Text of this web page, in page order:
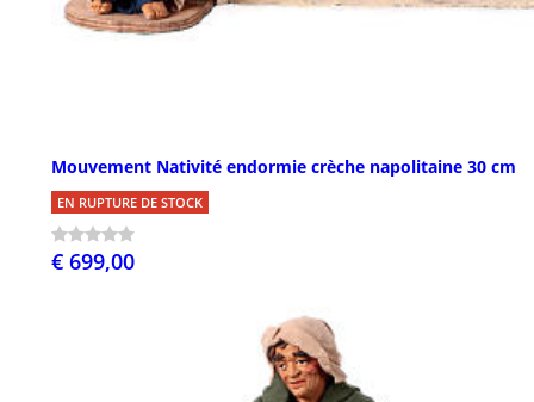
Mouvement Nativité endormie crèche napolitaine 30 cm
EN RUPTURE DE STOCK
€ 699,00